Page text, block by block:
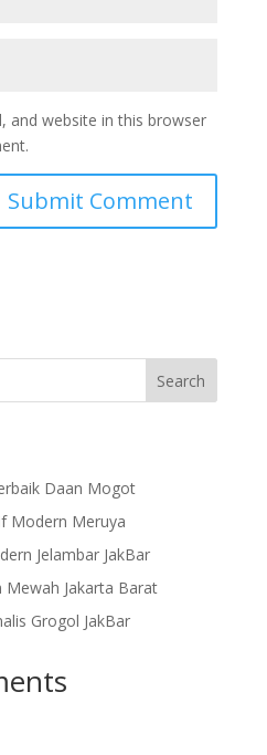
and website in this browser
Search
Daan Mogot
Modern Meruya
Jelambar JakBar
Mewah Jakarta Barat
Grogol JakBar